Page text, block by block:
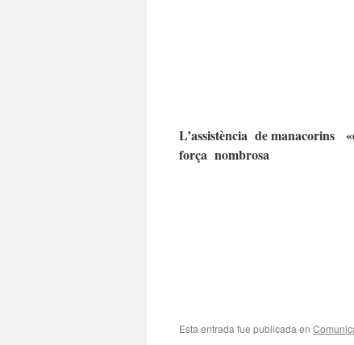
L’assistència de manacorins
força nombrosa
Esta entrada fue publicada en